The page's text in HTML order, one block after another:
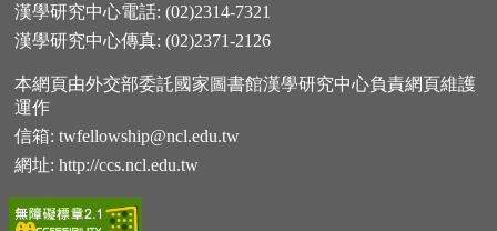
漢學研究中心電話: (02)2314-7321
漢學研究中心傳真: (02)2371-2126
本網頁由外交部委託國家圖書館漢學研究中心負責網頁維護
運作
信箱: twfellowship@ncl.edu.tw
網址: http://ccs.ncl.edu.tw